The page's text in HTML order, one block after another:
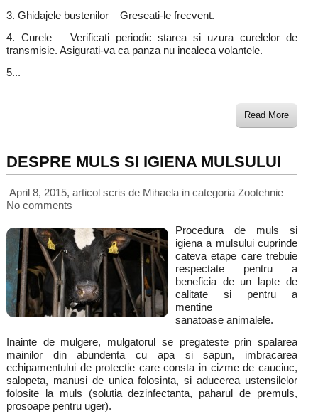
3. Ghidajele bustenilor – Greseati-le frecvent.
4. Curele – Verificati periodic starea si uzura curelelor de
transmisie. Asigurati-va ca panza nu incaleca volantele.
5...
Read More
DESPRE MULS SI IGIENA MULSULUI
April 8, 2015, articol scris de Mihaela in categoria Zootehnie
No comments
Procedura de muls si
igiena a mulsului cuprinde
cateva etape care trebuie
respectate pentru a
beneficia de un lapte de
calitate si pentru a
mentine
sanatoase animalele.
Inainte de mulgere, mulgatorul se pregateste prin spalarea
mainilor din abundenta cu apa si sapun, imbracarea
echipamentului de protectie care consta in cizme de cauciuc,
salopeta, manusi de unica folosinta, si aducerea ustensilelor
folosite la muls (solutia dezinfectanta, paharul de premuls,
prosoape pentru uger).